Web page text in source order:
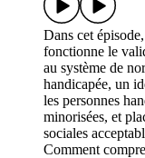
Dans cet
fonctionne le
au système de
handicapée, un
les personnes
minorisées, et
sociales
Comment